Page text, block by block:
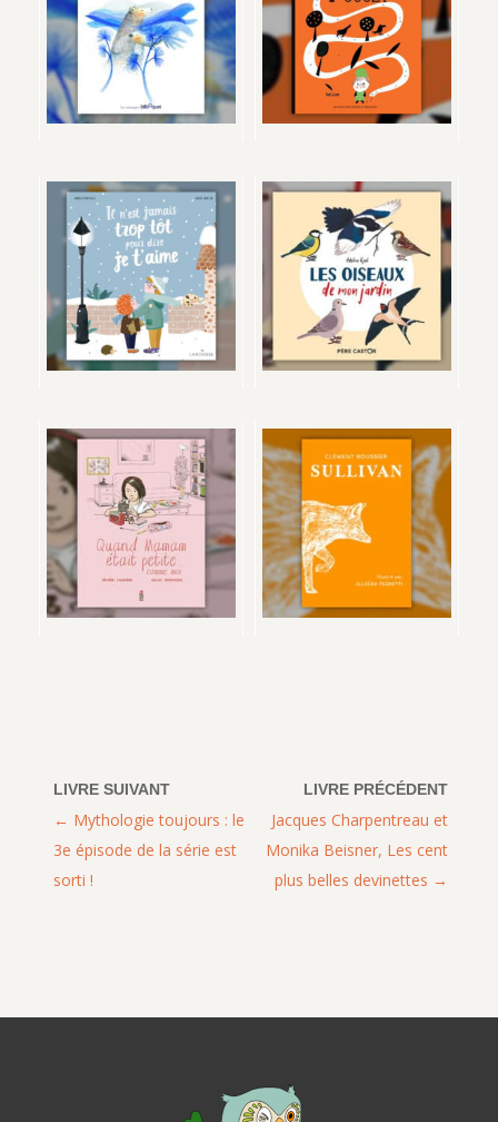
Jacques Charpentreau et
Monika Beisner, Les cent
plus belles devinettes
Mythologie toujours : le
3e épisode de la série est
sorti !